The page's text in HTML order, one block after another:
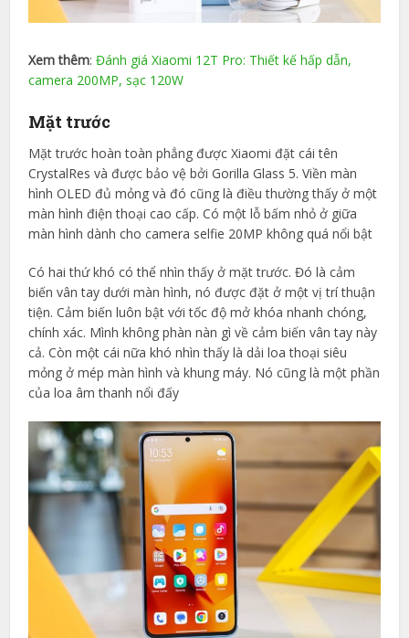
Xem thêm:Đánh giá Xiaomi 12T Pro: Thiết kế hấp dẫn,
camera 200MP, sạc 120W
Mặt trước
Mặt trước hoàn toàn phẳng được Xiaomi đặt cái tên
CrystalRes và được bảo vệ bởi Gorilla Glass 5. Viền màn
hình OLED đủ mỏng và đó cũng là điều thường thấy ở một
màn hình điện thoại cao cấp. Có một lỗ bấm nhỏ ở giữa
màn hình dành cho camera selfie 20MP không quá nổi bật
Có hai thứ khó có thể nhìn thấy ở mặt trước. Đó là cảm
biến vân tay dưới màn hình, nó được đặt ở một vị trí thuận
tiện. Cảm biến luôn bật với tốc độ mở khóa nhanh chóng,
chính xác. Mình không phàn nàn gì về cảm biến vân tay này
cả. Còn một cái nữa khó nhìn thấy là dải loa thoại siêu
mỏng ở mép màn hình và khung máy. Nó cũng là một phần
của loa âm thanh nổi đấy